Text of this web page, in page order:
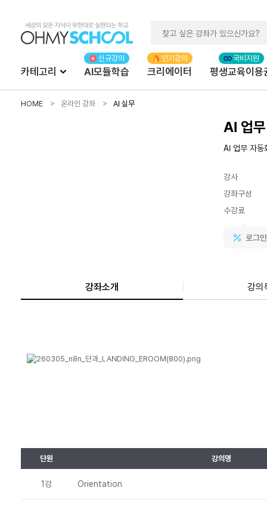
카테고리 AI모듈학습 크리에이터 평생교육이용
HOME 온라인 강좌 AI 실무
AI 업
AI 업무 자동
강사
강좌구성
수강료
로그
강좌소개 강의
단원 강의명
1강 Orientation